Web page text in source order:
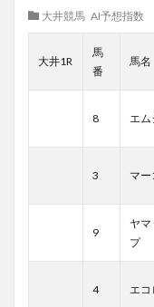
大井競馬 AI予想指数
大井1R
馬
番
馬名
8 エ
3 マ
9
ヤマ
プ
4 エ